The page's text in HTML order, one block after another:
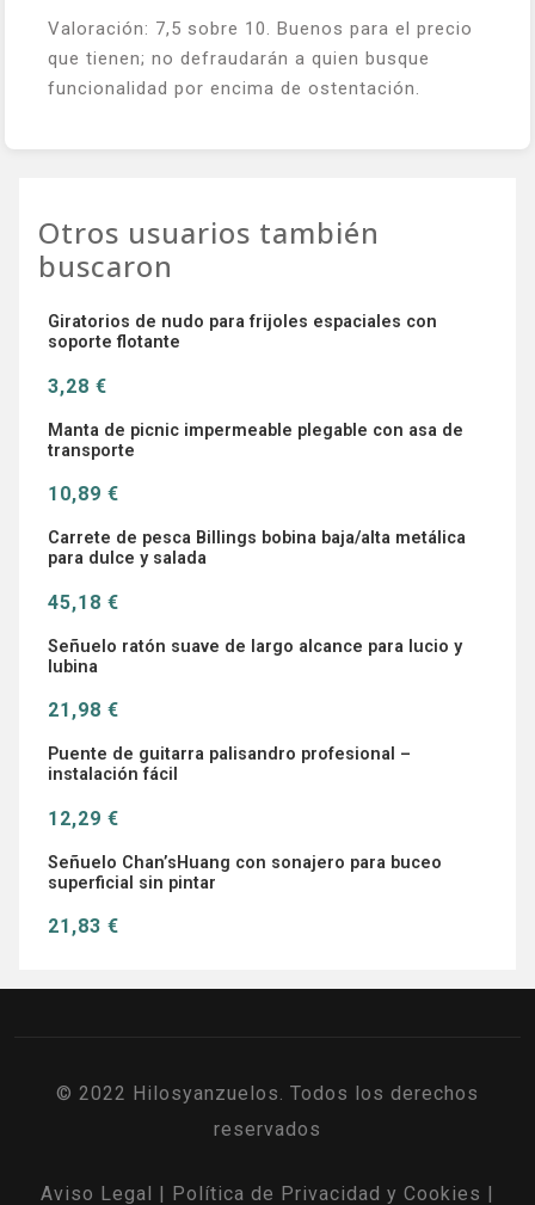
Valoración: 7,5 sobre 10. Buenos para el precio
que tienen; no defraudarán a quien busque
funcionalidad por encima de ostentación.
Otros usuarios también
buscaron
Giratorios de nudo para frijoles espaciales con
soporte flotante
3,28 €
Manta de picnic impermeable plegable con asa de
transporte
10,89 €
Carrete de pesca Billings bobina baja/alta metálica
para dulce y salada
45,18 €
Señuelo ratón suave de largo alcance para lucio y
lubina
21,98 €
Puente de guitarra palisandro profesional –
instalación fácil
12,29 €
Señuelo Chan’sHuang con sonajero para buceo
superficial sin pintar
21,83 €
© 2022 Hilosyanzuelos. Todos los derechos
reservados
Aviso Legal Política de Privacidad y Cookies